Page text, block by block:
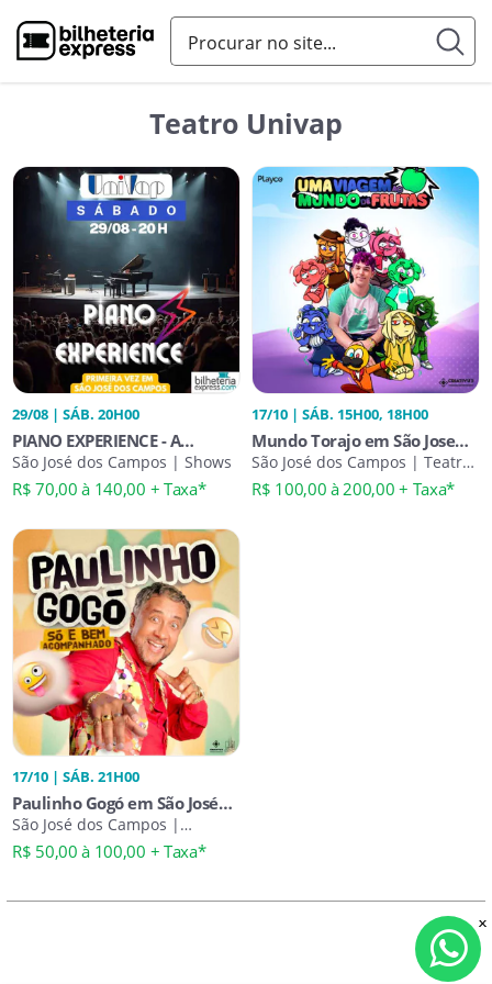
Teatro Univap
29/08 | SÁB. 20H00
PIANO EXPERIENCE - A
EXPERIÊNCIA MUSICAL QUE
VAI TOCAR SUA ALMA
São José dos Campos | Shows
R$ 70,00 à 140,00 + Taxa*
17/10 | SÁB. 15H00, 18H00
Mundo Torajo em São Jose
dos Campos | Uma Viagem
ao Mundo de Frutas
São José dos Campos | Teatro
Infantil
R$ 100,00 à 200,00 + Taxa*
17/10 | SÁB. 21H00
Paulinho Gogó em São José
dos Campos | Só e Bem
Acompanhado
São José dos Campos |
Comédia Stand-Up
R$ 50,00 à 100,00 + Taxa*